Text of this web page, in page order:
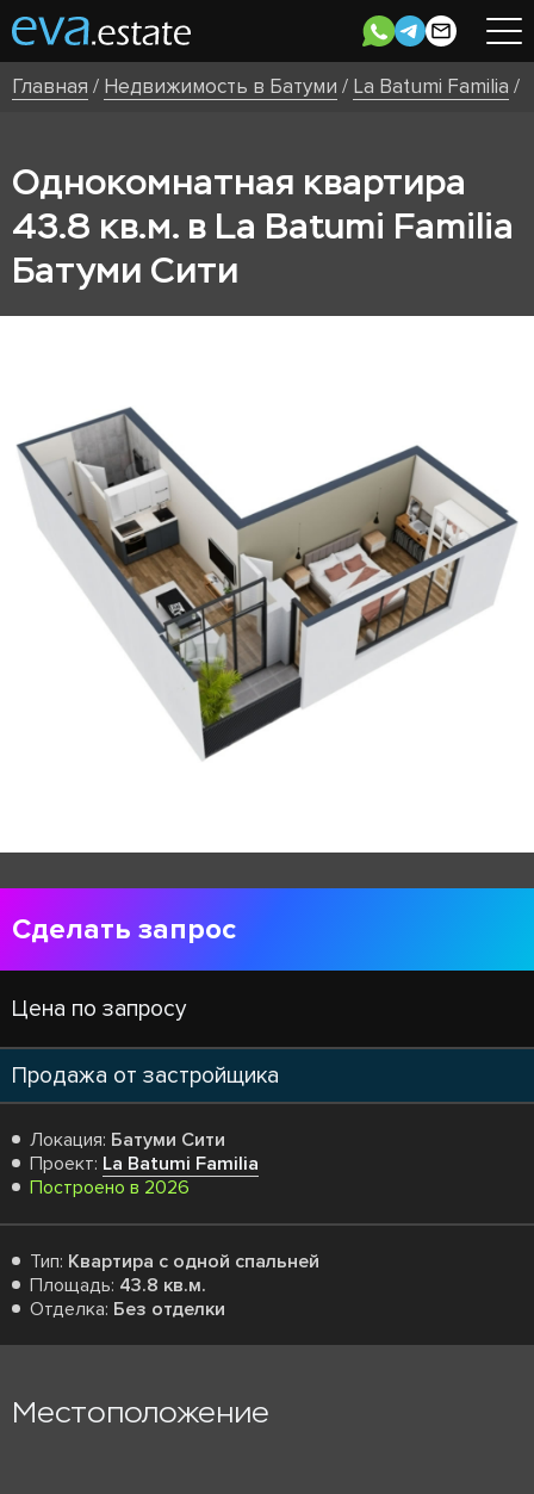
Главная / Недвижимость в Батуми / La Batumi Familia /
Однокомнатная квартира
43.8 кв.м. в La Batumi Familia
Батуми Сити
Сделать запрос
Цена по запросу
Продажа от застройщика
Локация: Батуми Сити
Проект: La Batumi Familia
Построено в 2026
Тип: Квартира с одной спальней
Площадь: 43.8 кв.м.
Отделка: Без отделки
Местоположение